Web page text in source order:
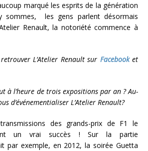
marqué les esprits de la génération
sommes, les gens parlent désormais
Renault, la notoriété commence à
L’Atelier Renault sur Facebooket
à l’heure de trois expositions par an ? Au-
d’événementialiser L’Atelier Renault?
des grands-prix de F1 le
un vrai succès ! Sur la partie
par exemple, en 2012, la soirée Guetta